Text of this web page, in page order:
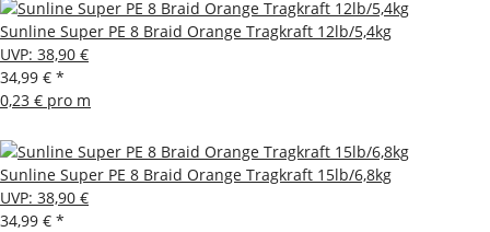
Sunline Super PE 8 Braid Orange Tragkraft 12lb/5,4kg
UVP: 38,90 €
34,99 € *
0,23 € pro m
Sunline Super PE 8 Braid Orange Tragkraft 15lb/6,8kg
UVP: 38,90 €
34,99 € *